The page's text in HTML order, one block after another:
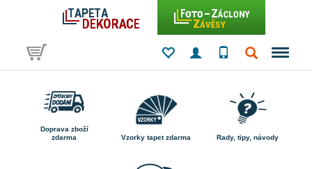
Doprava zboží
zdarma
Vzorky tapet zdarma Rady, tipy, návody